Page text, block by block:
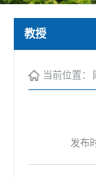
教授
当前位置：
发布